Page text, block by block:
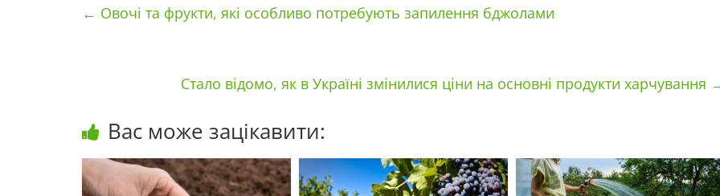
← Овочі та фрукти, які особливо потребують запилення бджолами
Стало відомо, як в Україні змінилися ціни на основні продукти харчування
Вас може зацікавити: